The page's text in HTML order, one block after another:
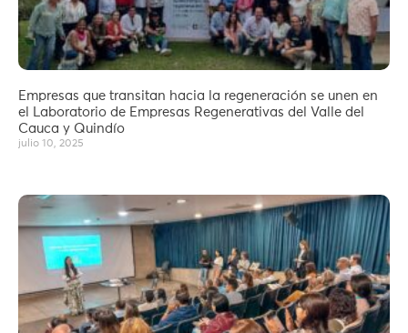
Empresas que transitan hacia la regeneración se unen en
el Laboratorio de Empresas Regenerativas del Valle del
Cauca y Quindío
julio 10, 2025